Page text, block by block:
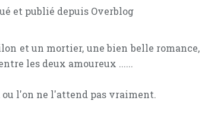
et publié depuis Overblog
et un mortier, une bien belle romance,
les deux amoureux ......
l'on ne l'attend pas vraiment.